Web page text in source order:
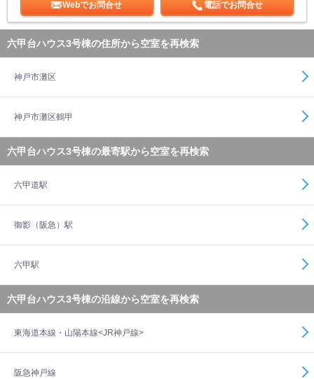
Webでお問合せ 電話でお問合せ
六甲台ハウス3号棟の住所から空室を再検索
神戸市灘区
神戸市灘区鶴甲
六甲台ハウス3号棟の最寄駅から空室を再検索
六甲道駅
御影（阪急）駅
六甲駅
六甲台ハウス3号棟の沿線から空室を再検索
東海道本線・山陽本線<JR神戸線>
阪急神戸線